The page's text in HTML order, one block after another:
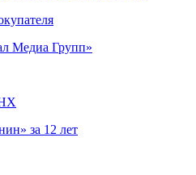
Медиа Групп»
за 12 лет